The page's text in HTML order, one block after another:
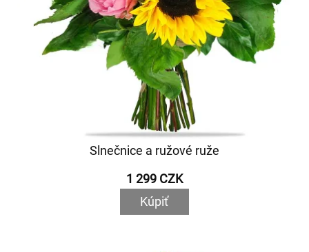
Slnečnice a ružové ruže
1 299 CZK
Kúpiť